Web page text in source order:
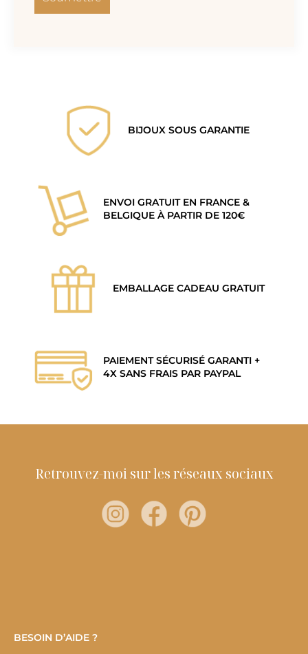
BIJOUX SOUS GARANTIE
ENVOI GRATUIT EN FRANCE &
BELGIQUE À PARTIR DE 120€
EMBALLAGE CADEAU GRATUIT
PAIEMENT SÉCURISÉ GARANTI +
4X SANS FRAIS PAR PAYPAL
Retrouvez-moi sur les réseaux sociaux
BESOIN D’AIDE ?